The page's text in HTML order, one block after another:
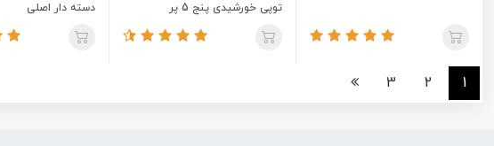
توپی خورشیدی پنج 5 پر
دسته دار اصلی
1
2
3